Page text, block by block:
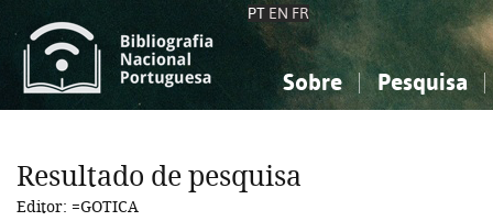
PT EN FR
Sobre Pesquisa
Ciências sociais...
Ciências sociais...
Resultado de pesquisa
Editor: =GOTICA